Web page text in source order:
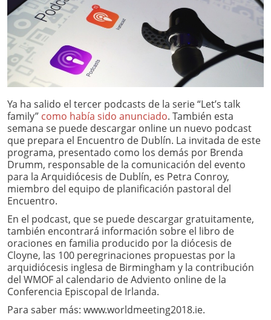
Ya ha salido el tercer podcasts de la serie “Let’s talk
family” como había sido anunciado. También esta
semana se puede descargar online un nuevo podcast
que prepara el Encuentro de Dublín. La invitada de este
programa, presentado como los demás por Brenda
Drumm, responsable de la comunicación del evento
para la Arquidiócesis de Dublín, es Petra Conroy,
miembro del equipo de planificación pastoral del
Encuentro.
En el podcast, que se puede descargar gratuitamente,
también encontrará información sobre el libro de
oraciones en familia producido por la diócesis de
Cloyne, las 100 peregrinaciones propuestas por la
arquidiócesis inglesa de Birmingham y la contribución
del WMOF al calendario de Adviento online de la
Conferencia Episcopal de Irlanda.
Para saber más: www.worldmeeting2018.ie.